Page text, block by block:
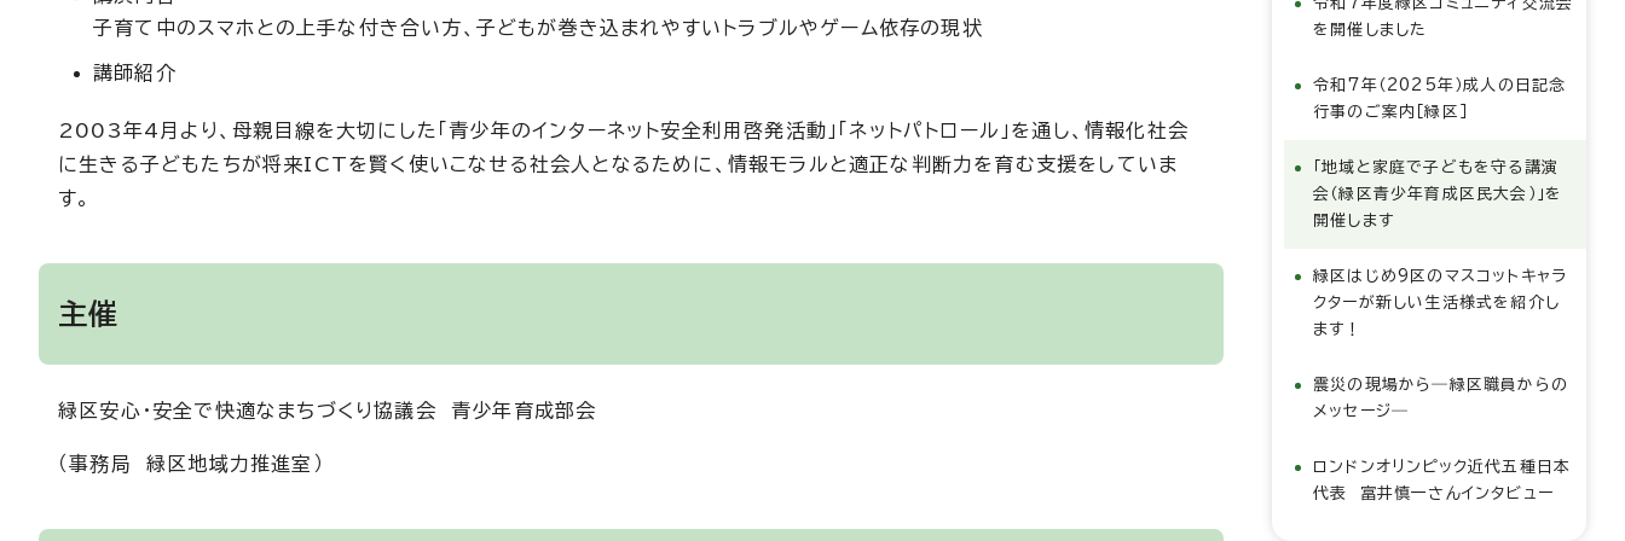
子育て中のスマホとの上手な付き合い方、子どもが巻き込まれやすいトラブルやゲーム依存の現状
講師紹介
2003年4月より、母親目線を大切にした「青少年のインターネット安全利用啓発活動」「ネットパトロール」を通し、情報化社会
に生きる子どもたちが将来ICTを賢く使いこなせる社会人となるために、情報モラルと適正な判断力を育む支援をしていま
す。
主催
緑区安心・安全で快適なまちづくり協議会 青少年育成部会
（事務局 緑区地域力推進室）
を開催しました
令和7年（2025年）成人の日記念
行事のご案内［緑区］
「地域と家庭で子どもを守る講演
会（緑区青少年育成区民大会）」を
開催します
緑区はじめ9区のマスコットキャラ
クターが新しい生活様式を紹介し
ます！
震災の現場から―緑区職員からの
メッセージ―
ロンドンオリンピック近代五種日本
代表 富井慎一さんインタビュー